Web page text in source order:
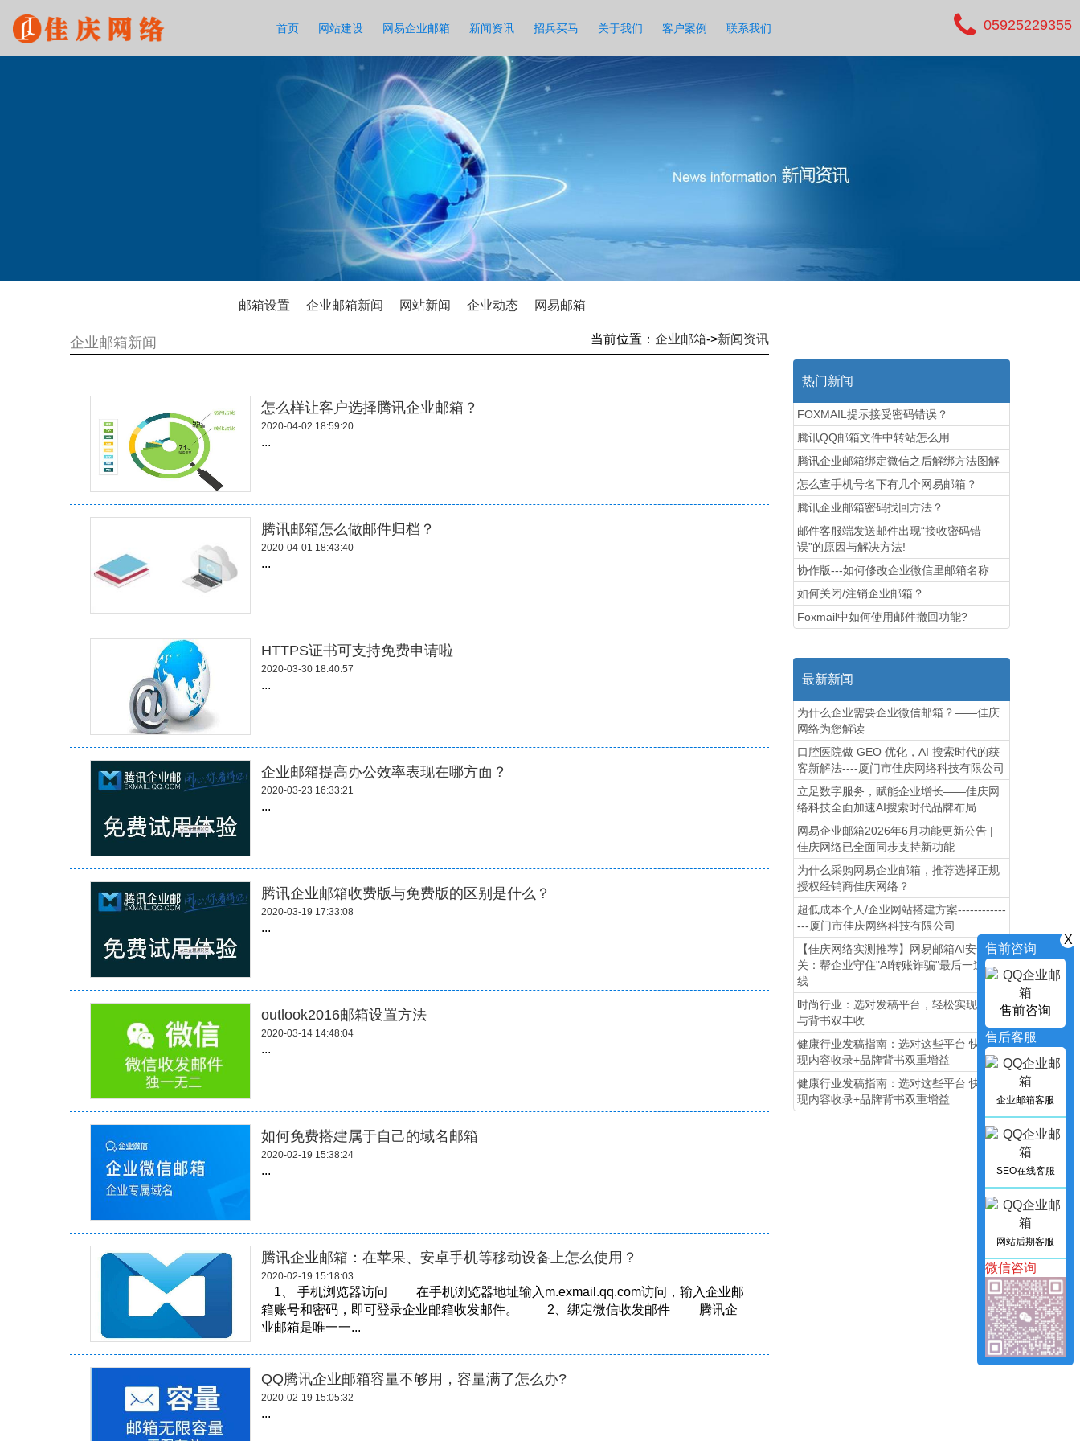
首页 网站建设 网易企业邮箱 新闻资讯 招兵买马 关于我们 客户案例 联系我们 05925229355
邮箱设置 企业邮箱新闻 网站新闻 企业动态 网易邮箱
企业邮箱新闻 当前位置： 企业邮箱->新闻资讯
怎么样让客户选择腾讯企业邮箱？
2020-04-02 18:59:20
...
腾讯邮箱怎么做邮件归档？
2020-04-01 18:43:40
...
HTTPS证书可支持免费申请啦
2020-03-30 18:40:57
...
企业邮箱提高办公效率表现在哪方面？
2020-03-23 16:33:21
...
腾讯企业邮箱收费版与免费版的区别是什么？
2020-03-19 17:33:08
...
outlook2016邮箱设置方法
2020-03-14 14:48:04
...
如何免费搭建属于自己的域名邮箱
2020-02-19 15:38:24
...
腾讯企业邮箱：在苹果、安卓手机等移动设备上怎么使用？
2020-02-19 15:18:03
1、 手机浏览器访问 在手机浏览器地址输入m.exmail.qq.com访问，输入企业邮
箱账号和密码，即可登录企业邮箱收发邮件。 2、绑定微信收发邮件 腾讯企
业邮箱是唯一一...
QQ腾讯企业邮箱容量不够用，容量满了怎么办?
2020-02-19 15:05:32
...
热门新闻
FOXMAIL提示接受密码错误？
腾讯QQ邮箱文件中转站怎么用
腾讯企业邮箱绑定微信之后解绑方法图解
怎么查手机号名下有几个网易邮箱？
腾讯企业邮箱密码找回方法？
邮件客服端发送邮件出现“接收密码错
误”的原因与解决方法!
协作版---如何修改企业微信里邮箱名称
如何关闭/注销企业邮箱？
Foxmail中如何使用邮件撤回功能?
最新新闻
为什么企业需要企业微信邮箱？——佳庆
网络为您解读
口腔医院做 GEO 优化，AI 搜索时代的获
客新解法----厦门市佳庆网络科技有限公司
立足数字服务，赋能企业增长——佳庆网
络科技全面加速AI搜索时代品牌布局
网易企业邮箱2026年6月功能更新公告 |
佳庆网络已全面同步支持新功能
为什么采购网易企业邮箱，推荐选择正规
授权经销商佳庆网络？
超低成本个人/企业网站搭建方案------------
---厦门市佳庆网络科技有限公司
【佳庆网络实测推荐】网易邮箱AI安全网
关：帮企业守住"AI转账诈骗"最后一道防
线
时尚行业：选对发稿平台，轻松实现流量
与背书双丰收
健康行业发稿指南：选对这些平台 快速实
现内容收录+品牌背书双重增益
健康行业发稿指南：选对这些平台 快速实
现内容收录+品牌背书双重增益
X
售前咨询
售前咨询
售后客服
企业邮箱客服
SEO在线客服
网站后期客服
微信咨询